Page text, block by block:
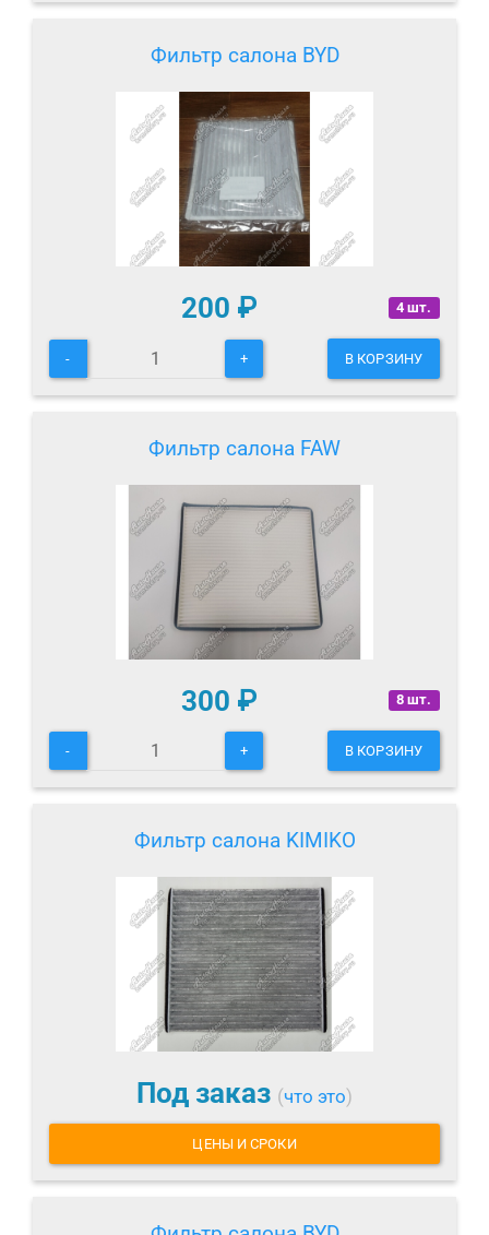
Фильтр салона BYD
4 шт.
200 ₽
- + В КОРЗИНУ
Фильтр салона FAW
8 шт.
300 ₽
- + В КОРЗИНУ
Фильтр салона KIMIKO
Под заказ (что это)
ЦЕНЫ И СРОКИ